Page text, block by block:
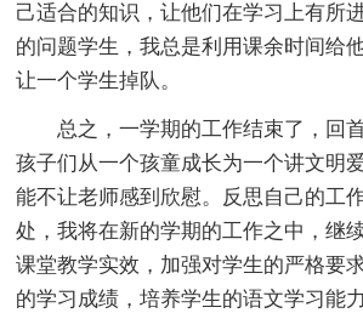
己适合的知识，让他们在学习上有所
的问题学生，我总是利用课余时间给
让一个学生掉队。
总之，一学期的工作结束了，回
孩子们从一个孩童成长为一个讲文明
能不让老师感到欣慰。反思自己的工
处，我将在新的学期的工作之中，继
课堂教学实效，加强对学生的严格要
的学习成绩，培养学生的语文学习能